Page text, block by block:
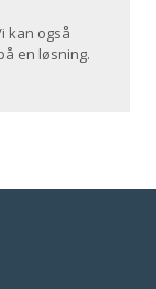
kan også
en løsning.